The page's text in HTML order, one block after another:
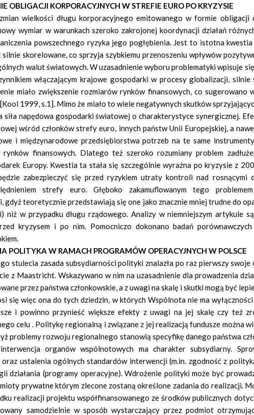
OBLIGACJI KORPORACYJNYCH W STREFIE EURO PO KRYZYSIE
wielkości długu korporacyjnego emitowanego w formie obligacji
wymiar w warunkach szeroko zakrojonej koordynacji działań
powszechnego ryzyka jego pogłębienia. Jest to istotna
skorelowane, co sprzyja szybkiemu przenoszeniu wpływów
walut światowych. W uzasadnienie wyboru problematyki wpisuje
włączającym krajowe gospodarki w procesy globalizacji,
miało zwiększenie rozmiarów rynków finansowych, co sugerowano
1999, s.1]. Mimo że miało to wiele negatywnych skutków
siła napędowa gospodarki światowej o charakterystyce synergicznej.
wśród członków strefy euro, innych państw Unii Europejskiej, a
i międzynarodowe przedsiębiorstwa potrzeb na te same
finansowych. Dlatego też szeroko rozumiany problem
Europy. Kwestia ta stała się szczególnie wyraźna po kryzysie z
zabezpieczyć się przed ryzykiem utraty kontroli nad rosnącymi
strefy euro. Głęboko zakamuflowanym tego
teoretycznie przedstawiają się one jako znacznie mniej trudne do
niż w przypadku długu rządowego. Analizy w niemniejszym artykule
kryzysem i po nim. Pomocniczo dokonano badań
POLITYKA W RAMACH PROGRAMÓW OPERACYJNYCH W POLSCE
stulecia zasada subsydiarności polityki znalazła po raz pierwszy
z Maastricht. Wskazywano w nim na uzasadnienie dla prowadzenia
przez państwa członkowskie, a z uwagi na skalę i skutki mogą być
się więc ona do tych dziedzin, w których Wspólnota nie ma
i powinno przynieść większe efekty z uwagi na jej skalę czy też
celu . Politykę regionalną i związane z jej realizacją fundusze można
problemy rozwoju regionalnego stanowią specyfikę danego państwa
organów wspólnotowych ma charakter subsydiarny.
ustalenia ogólnych standardów interwencji (m.in. zgodność z
działania (programy operacyjne). Wdrożenie polityki może być
prywatne którym zlecone zostaną określone zadania do realizacji.
realizacji projektu współfinansowanego ze środków publicznych
samodzielnie w sposób wystarczający przez podmiot